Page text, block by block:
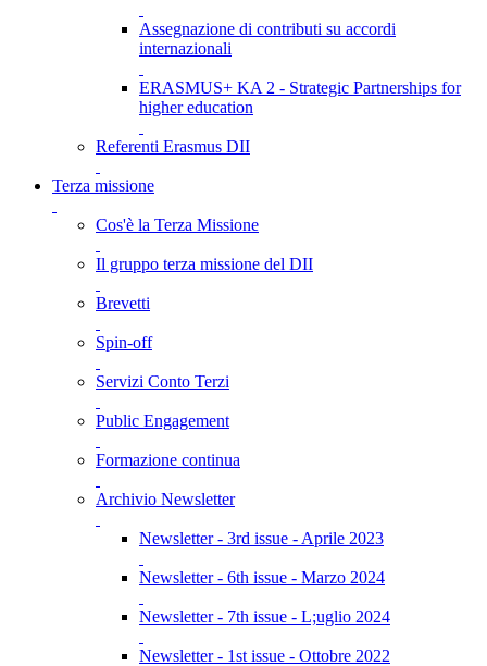
Assegnazione di contributi su accordi
internazionali
ERASMUS+ KA 2 - Strategic Partnerships for
higher education
Referenti Erasmus DII
Terza missione
Cos'è la Terza Missione
Il gruppo terza missione del DII
Brevetti
Spin-off
Servizi Conto Terzi
Public Engagement
Formazione continua
Archivio Newsletter
Newsletter - 3rd issue - Aprile 2023
Newsletter - 6th issue - Marzo 2024
Newsletter - 7th issue - L;uglio 2024
Newsletter - 1st issue - Ottobre 2022